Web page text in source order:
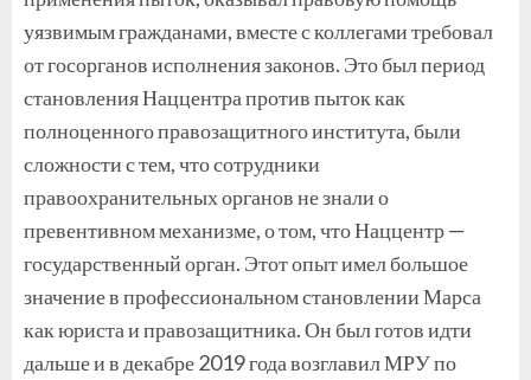
уязвимым гражданами, вместе с коллегами требовал
от госорганов исполнения законов. Это был период
становления Наццентра против пыток как
полноценного правозащитного института, были
сложности с тем, что сотрудники
правоохранительных органов не знали о
превентивном механизме, о том, что Наццентр —
государственный орган. Этот опыт имел большое
значение в профессиональном становлении Марса
как юриста и правозащитника. Он был готов идти
дальше и в декабре 2019 года возглавил МРУ по